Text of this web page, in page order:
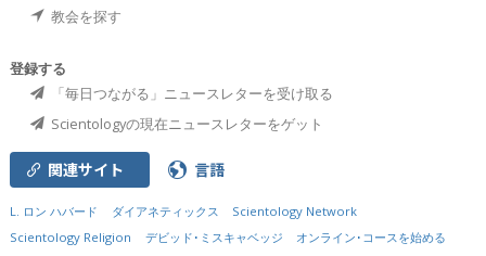
教会を探す
登録する
「毎日つながる」ニュースレターを受け取る
Scientologyの現在ニュースレターをゲット
関連サイト 言語
L. ロン ハバード ダイアネティックス
Scientology Network
Scientology Religion
デビッド･ミスキャベッジ
オンライン･コースを始める